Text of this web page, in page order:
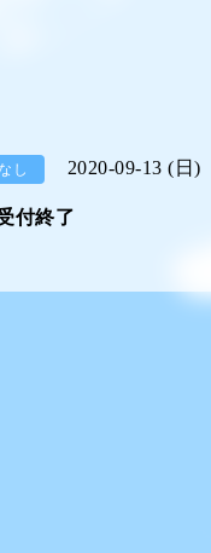
し 2020-09-13 (日)
付終了